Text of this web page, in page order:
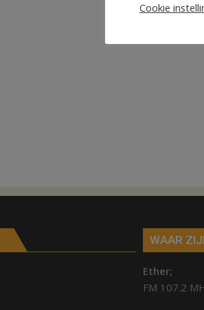
WAAR
Ether;
FM 107.2
Cookie